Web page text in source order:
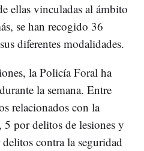
ellas vinculadas al ámbito
se han recogido 36
diferentes modalidades.
la Policía Foral ha
durante la semana. Entre
relacionados con la
por delitos de lesiones y
contra la seguridad